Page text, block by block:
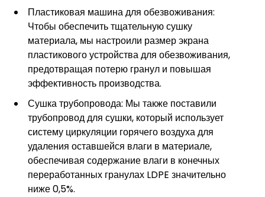
Пластиковая машина для обезвоживания:
Чтобы обеспечить тщательную сушку
материала, мы настроили размер экрана
пластикового устройства для обезвоживания,
предотвращая потерю гранул и повышая
эффективность производства.
Сушка трубопровода: Мы также поставили
трубопровод для сушки, который использует
систему циркуляции горячего воздуха для
удаления оставшейся влаги в материале,
обеспечивая содержание влаги в конечных
переработанных гранулах LDPE значительно
ниже 0,5%.